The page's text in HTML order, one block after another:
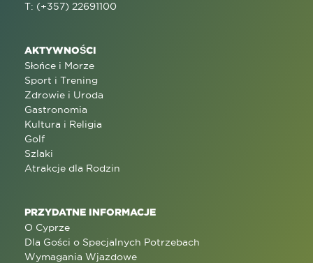
T: (+357) 22691100
AKTYWNOŚCI
Słońce i Morze
Sport i Trening
Zdrowie i Uroda
Gastronomia
Kultura i Religia
Golf
Szlaki
Atrakcje dla Rodzin
PRZYDATNE INFORMACJE
O Cyprze
Dla Gości o Specjalnych Potrzebach
Wymagania Wjazdowe